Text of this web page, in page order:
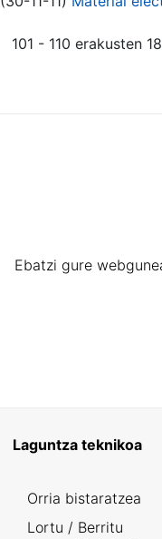
101 - 110 erakusten
Ebatzi gure
Laguntza teknikoa
Orria bistaratzea
Lortu / Berritu